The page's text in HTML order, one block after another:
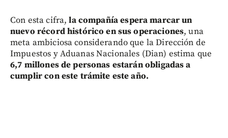
Con esta cifra,la compañía espera marcar un
nuevo récord histórico en sus operaciones, una
meta ambiciosa considerando que la Dirección de
Impuestos y Aduanas Nacionales (Dian) estima que
6,7 millones de personas estarán obligadas a
cumplir con este trámite este año.